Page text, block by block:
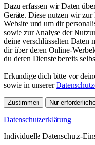
Dazu erfassen wir Daten
Geräte. Diese nutzen wir
Website und um dir
sowie zur Analyse der
deine verschlüsselten Daten
dir über deren Online-
du deren Dienste bereits
Erkundige dich bitte vor
sowie in unserer
Zustimmen Nur erforderliche
Datenschutzerklärung
Individuelle Datenschutz-